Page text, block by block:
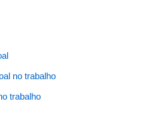
no trabalho
trabalho